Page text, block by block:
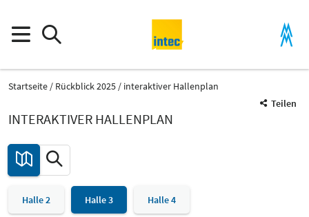
Startseite Rückblick 2025
interaktiver Hallenplan
Teilen
INTERAKTIVER HALLENPLAN
Halle 2 Halle 3 Halle 4